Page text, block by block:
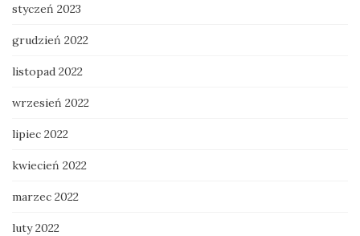
styczeń 2023
grudzień 2022
listopad 2022
wrzesień 2022
lipiec 2022
kwiecień 2022
marzec 2022
luty 2022